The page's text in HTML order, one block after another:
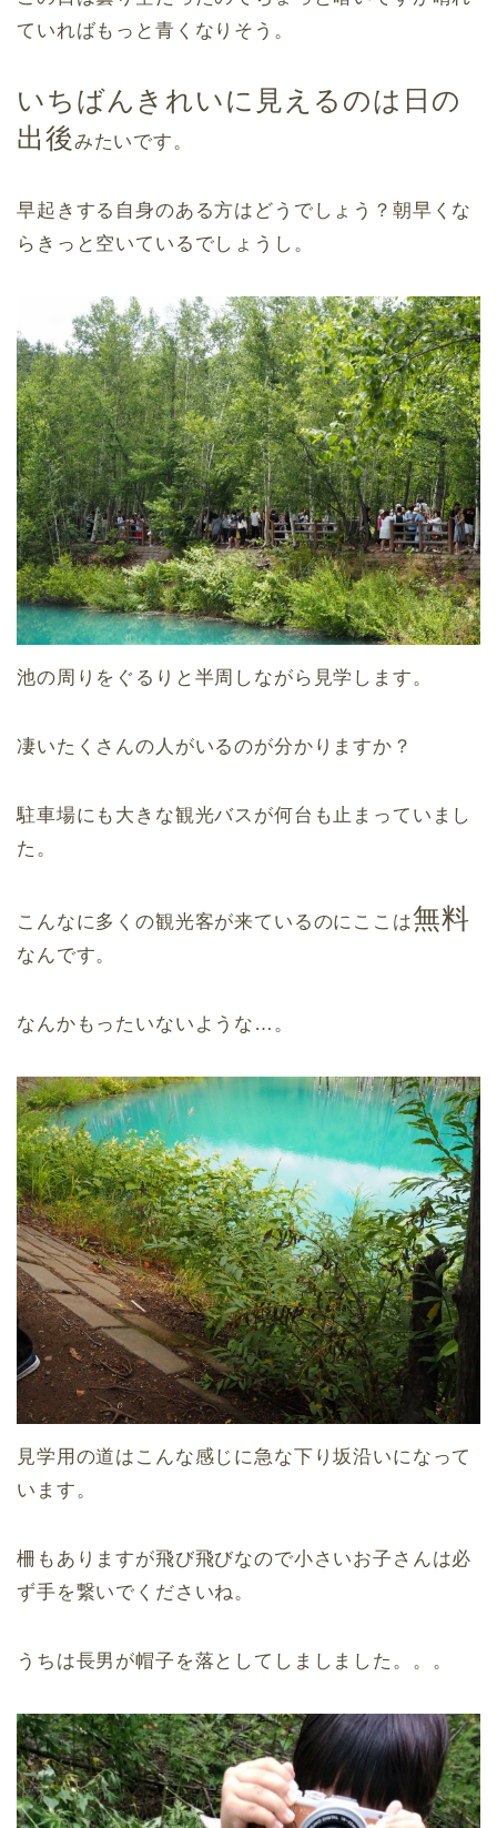
ていればもっと青くなりそう。
いちばんきれいに見えるのは日の
出後みたいです。
早起きする自身のある方はどうでしょう？朝早くな
らきっと空いているでしょうし。
池の周りをぐるりと半周しながら見学します。
凄いたくさんの人がいるのが分かりますか？
駐車場にも大きな観光バスが何台も止まっていまし
た。
こんなに多くの観光客が来ているのにここは無料
なんです。
なんかもったいないような…。
見学用の道はこんな感じに急な下り坂沿いになって
います。
柵もありますが飛び飛びなので小さいお子さんは必
ず手を繋いでくださいね。
うちは長男が帽子を落としてしましました。。。